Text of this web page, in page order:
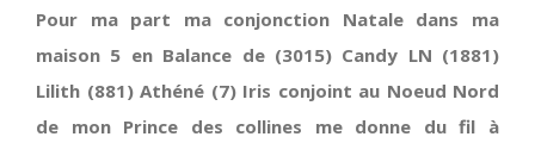
Pour ma part ma conjonction Natale dans ma
maison 5 en Balance de (3015) Candy LN (1881)
Lilith (881) Athéné (7) Iris conjoint au Noeud Nord
de mon Prince des collines me donne du fil à